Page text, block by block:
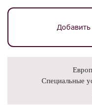
Специальные